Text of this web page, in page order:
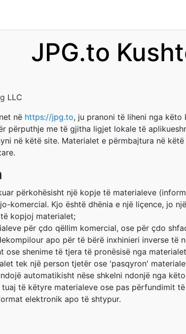
JPG.to
LLC
në https://jpg.to, ju pranoni të liheni nga
përputhje me të gjitha ligjet lokale të
në këtë site. Materialet e përmbajtura në
përkohësisht një kopje të materialeve
komercial. Kjo është dhënia e një liçence, jo
kopjoj materialet;
për çdo qëllim komercial, ose për çdo
apo për të bërë inxhinieri inverse të
ose shenime të tjera të pronësisë nga
tek një person tjetër ose 'pasqyron'
automatikisht nëse shkelni ndonjë nga
të këtyre materialeve ose pas përfundimit
elektronik apo të shtypur.